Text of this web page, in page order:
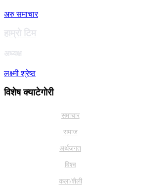
अरु समाचार
हाम्राे टिम
अध्यक्ष
लक्ष्मी श्रेष्ठ
विशेष क्याटेगाेरी
समाचार
समाज
अर्थजगत
विश्व
कला/शैली